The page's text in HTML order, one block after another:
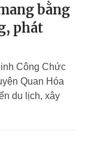
bằng
phát
Công Chức
Quan Hóa
du lịch, xây